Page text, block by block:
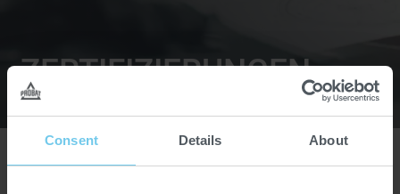
Consent Details About
ZERTIFIZIERUNGEN